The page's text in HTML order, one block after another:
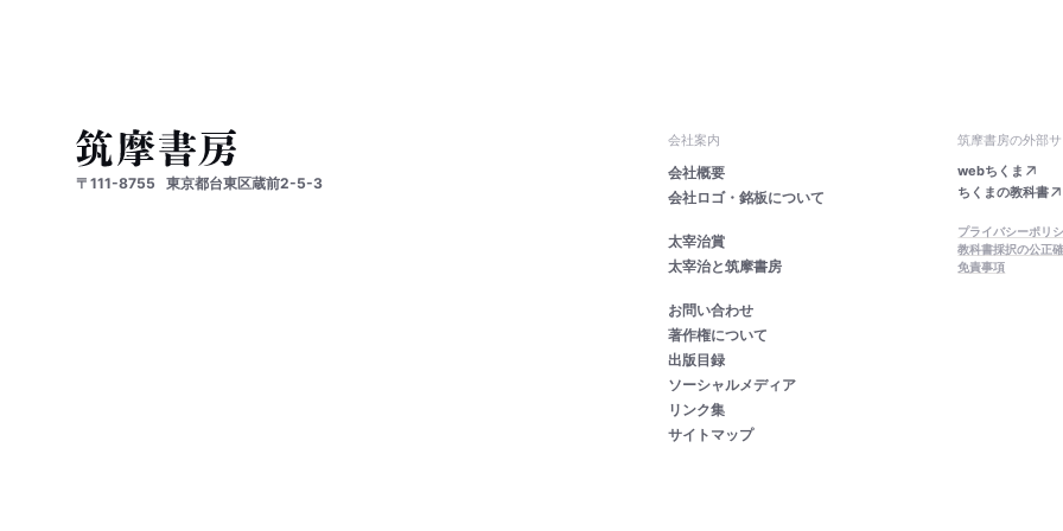
〒111-8755 東京都台東区蔵前2-5-3
会社案内
会社概要
会社ロゴ・銘板について
太宰治賞
太宰治と筑摩書房
お問い合わせ
著作権について
出版目録
ソーシャルメディア
リンク集
サイトマップ
筑摩書房の外部サ
webちくま
ちくまの教科書
プライバシーポリ
教科書採択の公正
免責事項